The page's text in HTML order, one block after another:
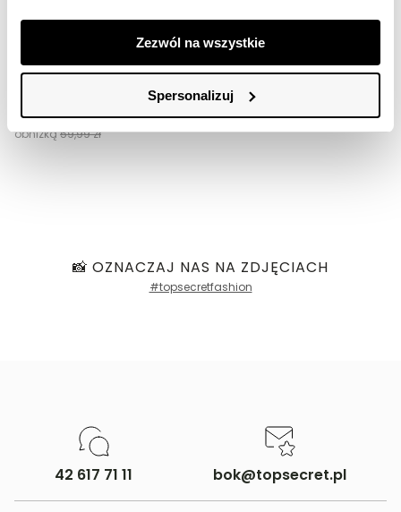
Zezwól na wszystkie
Spersonalizuj
Chinosy damskie o długości 7/8
139,99 zł
Najniższa cena z 30 dni przed
obniżką59,99 zł
📸 OZNACZAJ NAS NA ZDJĘCIACH
#topsecretfashion
42 617 71 11 bok@topsecret.pl